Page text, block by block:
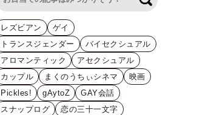
レズビアン
ゲイ
トランスジェンダー
バイセクシュアル
アロマンティック
アセクシュアル
カップル
まくのうちぃシネマ
映画
Pickles!
gAytoZ
GAY会話
スナップログ
恋の三十一文字